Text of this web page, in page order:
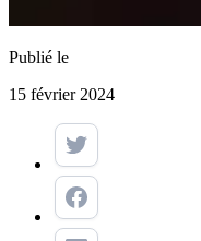
Publié le
15 février 2024